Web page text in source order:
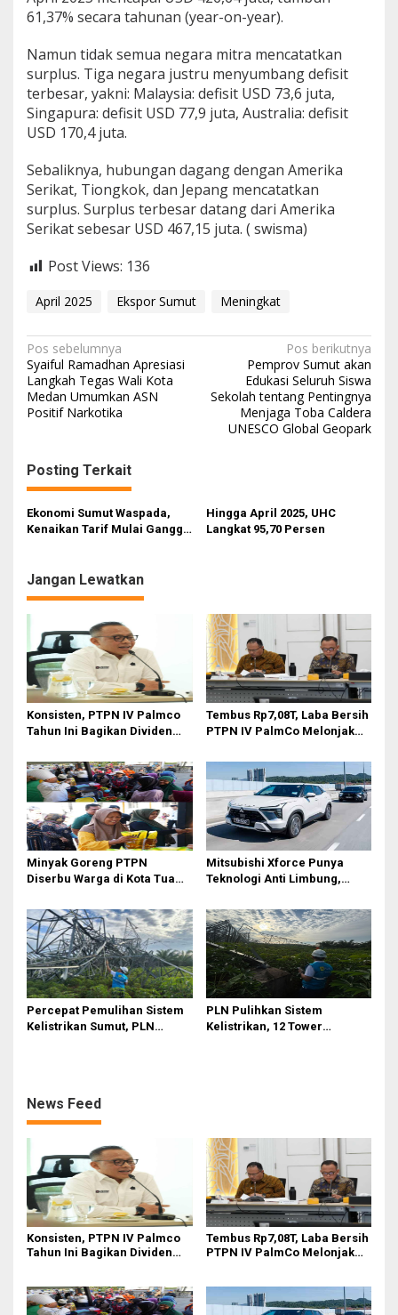
61,37% secara tahunan (year-on-year).
Namun tidak semua negara mitra mencatatkan
surplus. Tiga negara justru menyumbang defisit
terbesar, yakni: Malaysia: defisit USD 73,6 juta,
Singapura: defisit USD 77,9 juta, Australia: defisit
USD 170,4 juta.
Sebaliknya, hubungan dagang dengan Amerika
Serikat, Tiongkok, dan Jepang mencatatkan
surplus. Surplus terbesar datang dari Amerika
Serikat sebesar USD 467,15 juta. ( swisma)
Post Views: 136
April 2025 Ekspor Sumut Meningkat
N
a
v
a
s
i
o
s
Pos sebelumnya
‎Syaiful Ramadhan Apresiasi
Langkah Tegas Wali Kota
Medan Umumkan ASN
Positif Narkotika ‎ ‎
Pos berikutnya
Pemprov Sumut akan
Edukasi Seluruh Siswa
Sekolah tentang Pentingnya
Menjaga Toba Caldera
UNESCO Global Geopark
Posting Terkait
Ekonomi Sumut Waspada,
Kenaikan Tarif Mulai Ganggu
Hingga April 2025, UHC
Langkat 95,70 Persen
Jangan Lewatkan
Konsisten, PTPN IV Palmco
Tahun Ini Bagikan Dividen
Tembus Rp7,08T, Laba Bersih
PTPN IV PalmCo Melonjak
Ditopang Produksi dan
Efisiensi
Minyak Goreng PTPN
Diserbu Warga di Kota Tua
Mitsubishi Xforce Punya
Teknologi Anti Limbung,
Percepat Pemulihan Sistem
Kelistrikan Sumut, PLN
PLN Pulihkan Sistem
Kelistrikan, 12 Tower
News Feed
Konsisten, PTPN IV Palmco
Tahun Ini Bagikan Dividen
Tembus Rp7,08T, Laba Bersih
PTPN IV PalmCo Melonjak
Efisiensi